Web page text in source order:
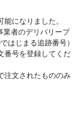
になりました。
者のデリバリープ
はじまる追跡番号）
番号を登録してくだ
注文されたもののみ